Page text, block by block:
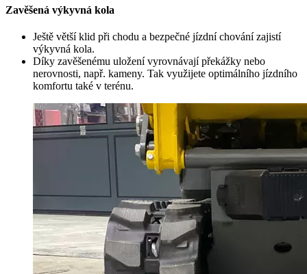
Zavěšená výkyvná kola
Ještě větší klid při chodu a bezpečné jízdní chování zajistí
výkyvná kola.
Díky zavěšenému uložení vyrovnávají překážky nebo
nerovnosti, např. kameny. Tak využijete optimálního jízdního
komfortu také v terénu.